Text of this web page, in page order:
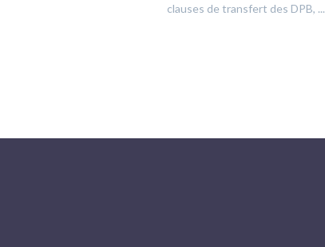
clauses de transfert des DPB, ...